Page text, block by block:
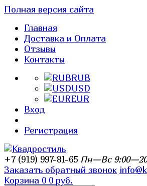
Полная версия сайта
Главная
Доставка и Оплата
Отзывы
Контакты
RUB
USD
EUR
Вход
Регистрация
+7 (919) 997-81-65 Пн—Вс
Заказать обратный звонок
Корзина 0 0 руб.